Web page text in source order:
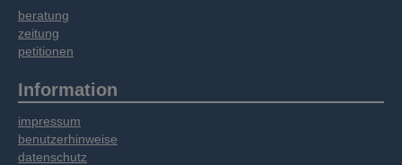
beratung
zeitung
petitionen
Information
impressum
benutzerhinweise
datenschutz